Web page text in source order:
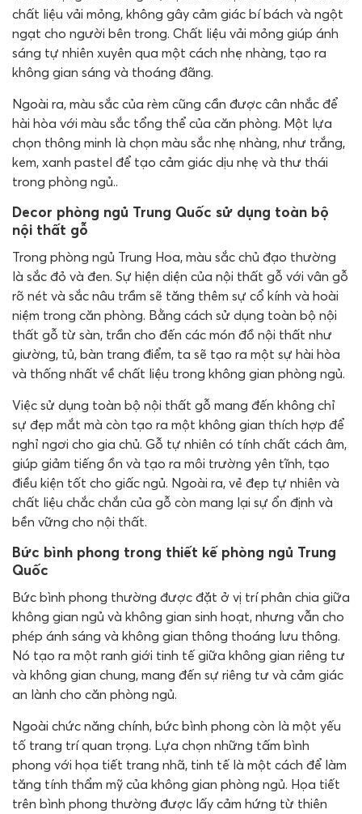
chất liệu vải mỏng, không gây cảm giác bí bách và ngột
ngạt cho người bên trong. Chất liệu vải mỏng giúp ánh
sáng tự nhiên xuyên qua một cách nhẹ nhàng, tạo ra
không gian sáng và thoáng đãng.
Ngoài ra, màu sắc của rèm cũng cần được cân nhắc để
hài hòa với màu sắc tổng thể của căn phòng. Một lựa
chọn thông minh là chọn màu sắc nhẹ nhàng, như trắng,
kem, xanh pastel để tạo cảm giác dịu nhẹ và thư thái
trong phòng ngủ..
Decor phòng ngủ Trung Quốc sử dụng toàn bộ
nội thất gỗ
Trong phòng ngủ Trung Hoa, màu sắc chủ đạo thường
là sắc đỏ và đen. Sự hiện diện của nội thất gỗ với vân gỗ
rõ nét và sắc nâu trầm sẽ tăng thêm sự cổ kính và hoài
niệm trong căn phòng. Bằng cách sử dụng toàn bộ nội
thất gỗ từ sàn, trần cho đến các món đồ nội thất như
giường, tủ, bàn trang điểm, ta sẽ tạo ra một sự hài hòa
và thống nhất về chất liệu trong không gian phòng ngủ.
Việc sử dụng toàn bộ nội thất gỗ mang đến không chỉ
sự đẹp mắt mà còn tạo ra một không gian thích hợp để
nghỉ ngơi cho gia chủ. Gỗ tự nhiên có tính chất cách âm,
giúp giảm tiếng ồn và tạo ra môi trường yên tĩnh, tạo
điều kiện tốt cho giấc ngủ. Ngoài ra, vẻ đẹp tự nhiên và
chất liệu chắc chắn của gỗ còn mang lại sự ổn định và
bền vững cho nội thất.
Bức bình phong trong thiết kế phòng ngủ Trung
Quốc
Bức bình phong thường được đặt ở vị trí phân chia giữa
không gian ngủ và không gian sinh hoạt, nhưng vẫn cho
phép ánh sáng và không gian thông thoáng lưu thông.
Nó tạo ra một ranh giới tinh tế giữa không gian riêng tư
và không gian chung, mang đến sự riêng tư và cảm giác
an lành cho căn phòng ngủ.
Ngoài chức năng chính, bức bình phong còn là một yếu
tố trang trí quan trọng. Lựa chọn những tấm bình
phong với họa tiết trang nhã, tinh tế là một cách để làm
tăng tính thẩm mỹ của không gian phòng ngủ. Họa tiết
trên bình phong thường được lấy cảm hứng từ thiên